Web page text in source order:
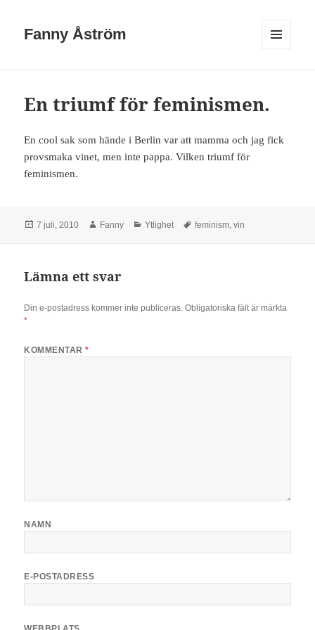
Fanny Åström
En triumf för feminismen.
En cool sak som hände i Berlin var att mamma och jag fick
provsmaka vinet, men inte pappa. Vilken triumf för
feminismen.
Postat
7 juli, 2010 Författare
Fanny Kategorier
Ytlighet Taggar
feminism,vin
Lämna ett svar
Din e-postadress kommer inte publiceras. Obligatoriska fält är märkta
*
KOMMENTAR*
NAMN
E-POSTADRESS